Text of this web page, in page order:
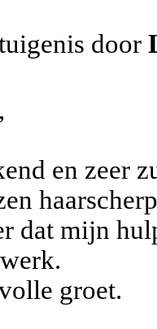
door
en zeer
dat mijn
groet.